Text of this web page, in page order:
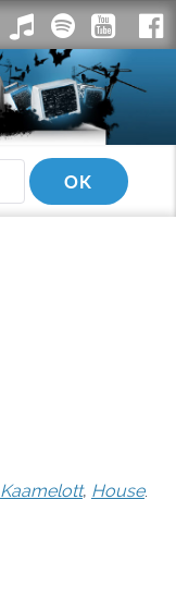
Kaamelott, House.